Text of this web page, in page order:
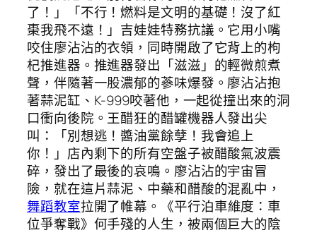
了！」「不行！燃料是文明的基礎！沒了紅
棗我飛不遠！」吉娃娃特務抗議。它用小嘴
咬住廖沾沾的衣領，同時開啟了它背上的枸
杞推進器。推進器發出「滋滋」的輕微煎煮
聲，伴隨著一股濃郁的蔘味爆發。廖沾沾抱
著蒜泥缸、K-999咬著他，一起從撞出來的洞
口衝向後院。王醋狂的醋罐機器人發出尖
叫：「別想逃！醬油黨餘孽！我會追上
你！」店內剩下的所有空盤子被醋酸氣波震
碎，發出了最後的哀鳴。廖沾沾的宇宙冒
險，就在這片蒜泥、中藥和醋酸的混亂中，
舞蹈教室拉開了帷幕。《平行泊車維度：車
位爭奪戰》何手殘的人生，被兩個巨大的陰